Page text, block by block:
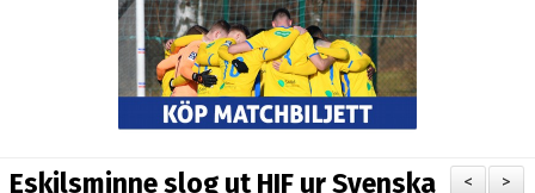
>
<
Eskilsminne slog ut HIF ur Svenska